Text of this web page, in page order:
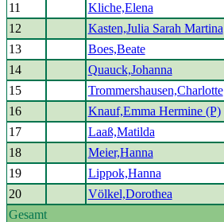
11
Kliche,Elena
12
Kasten,Julia Sarah Martina
13
Boes,Beate
14
Quauck,Johanna
15
Trommershausen,Charlotte
16
Knauf,Emma Hermine (P)
17
Laaß,Matilda
18
Meier,Hanna
19
Lippok,Hanna
20
Völkel,Dorothea
Gesamt